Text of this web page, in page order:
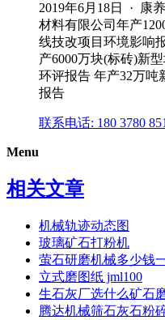
2019年6月18日 · 康
材料有限公司年产
线技改项目环境影响
产6000万块(标砖)新
环评报告 年产32万吨
报告
联系电话: 180 3780
Menu
相关文章
机械轨迹动态图
玻璃矿石打粉机
萤石研磨机械多少钱
立式磨图纸 jml100
生石灰厂选什么矿石
腾达机械筛石灰石粉